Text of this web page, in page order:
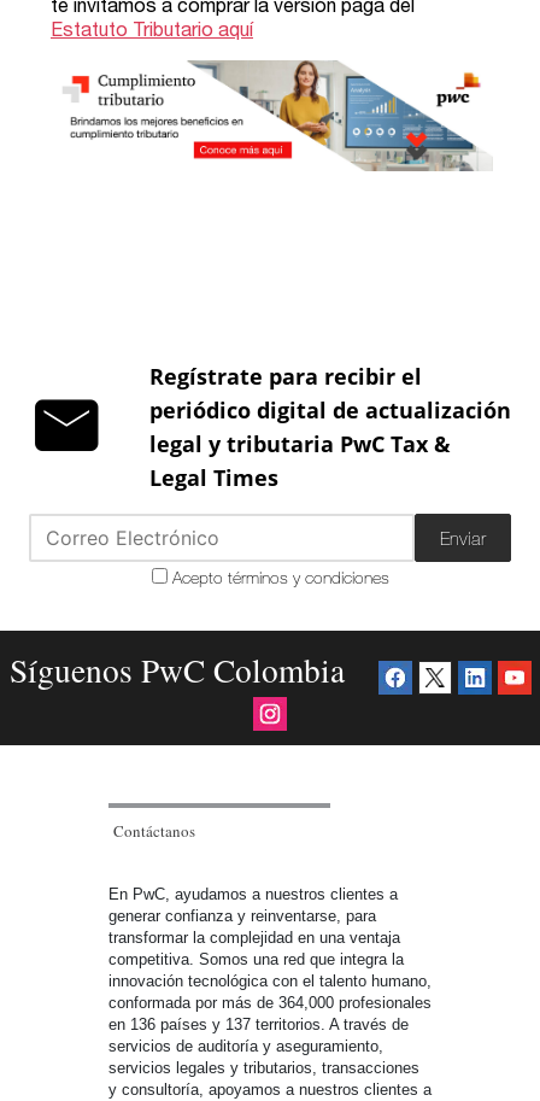
Regístrate para recibir el
periódico digital de actualización
legal y tributaria PwC Tax &
Legal Times
Enviar
Acepto términos y condiciones
Síguenos PwC Colombia
Contáctanos
En PwC, ayudamos a nuestros clientes a
generar confianza y reinventarse, para
transformar la complejidad en una ventaja
competitiva. Somos una red que integra la
innovación tecnológica con el talento humano,
conformada por más de 364,000 profesionales
en 136 países y 137 territorios. A través de
servicios de auditoría y aseguramiento,
servicios legales y tributarios, transacciones
y consultoría, apoyamos a nuestros clientes a